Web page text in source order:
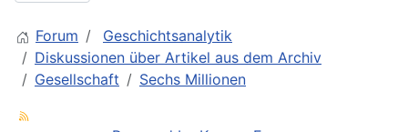
Forum
Geschichtsanalytik
Diskussionen über Artikel aus dem Archiv
Gesellschaft
Sechs Millionen